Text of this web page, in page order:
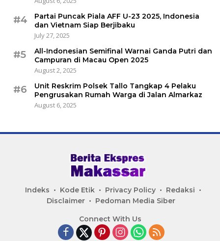
#4
Partai Puncak Piala AFF U-23 2025, Indonesia
dan Vietnam Siap Berjibaku
July 27, 2025
#5
All-Indonesian Semifinal Warnai Ganda Putri dan
Campuran di Macau Open 2025
August 2, 2025
#6
Unit Reskrim Polsek Tallo Tangkap 4 Pelaku
Pengrusakan Rumah Warga di Jalan Almarkaz
August 6, 2025
Indeks Kode Etik Privacy Policy
Redaksi
Disclaimer
Pedoman Media Siber
Connect With Us